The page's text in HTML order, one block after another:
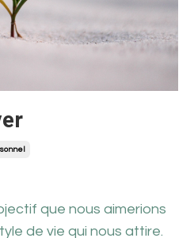
que nous aimerions
de vie qui nous attire.